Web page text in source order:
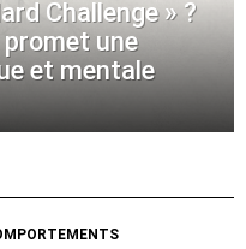
Challenge » ?
une
et mentale